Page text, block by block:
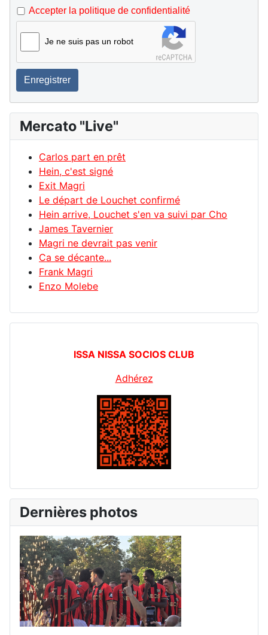
Accepter la politique de confidentialité
Je ne suis pas un robot
Enregistrer
Mercato "Live"
Carlos part en prêt
Hein, c'est signé
Exit Magri
Le départ de Louchet confirmé
Hein arrive, Louchet s'en va suivi par Cho
James Tavernier
Magri ne devrait pas venir
Ca se décante...
Frank Magri
Enzo Molebe
ISSA NISSA SOCIOS CLUB
Adhérez
Dernières photos